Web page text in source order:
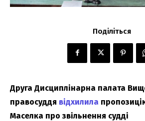
Поділіться
Друга Дисциплінарна палата
правосуддя відхилила
Маселка про звільнення судді